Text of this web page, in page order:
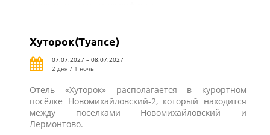
Хуторок(Туапсе)
07.07.2027 – 08.07.2027
2 дня / 1 ночь
Отель «Хуторок» располагается в курортном
посёлке Новомихайловский-2, который находится
между посёлками Новомихайловский и
Лермонтово.